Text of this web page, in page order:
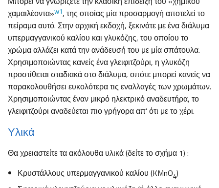
χαμαιλέοντα»w1, της οποίας μία προσαρμογή αποτελεί το
πείραμα αυτό. Στην αρχική εκδοχή, ξεκινάτε με ένα διάλυμα
υπερμαγγανικού καλίου και γλυκόζης, του οποίου το
χρώμα αλλάζει κατά την ανάδευσή του με μία σπάτουλα.
Χρησιμοποιώντας κανείς ένα γλειφιτζούρι, η γλυκόζη
προστίθεται σταδιακά στο διάλυμα, οπότε μπορεί κανείς να
παρακολουθήσει ευκολότερα τις εναλλαγές των χρωμάτων.
Χρησιμοποιώντας έναν μικρό ηλεκτρικό αναδευτήρα, το
γλειφιτζούρι αναδεύεται πιο γρήγορα απ’ ότι με το χέρι.
Υλικά
Θα χρειαστείτε τα ακόλουθα υλικά (δείτε το σχήμα 1) :
Κρυστάλλους υπερμαγγανικού καλίου (KMnO4)